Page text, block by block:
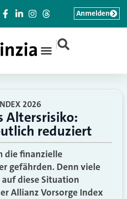
|
Anmelden
2026
Altersrisiko:
reduziert
die finanzielle
gefährden. Denn viele
auf diese Situation
Allianz Vorsorge Index